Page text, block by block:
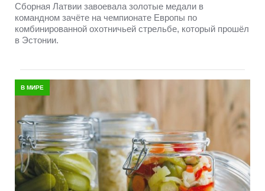
Сборная Латвии завоевала золотые медали в
командном зачёте на чемпионате Европы по
комбинированной охотничьей стрельбе, который прошёл
в Эстонии.
В МИРЕ